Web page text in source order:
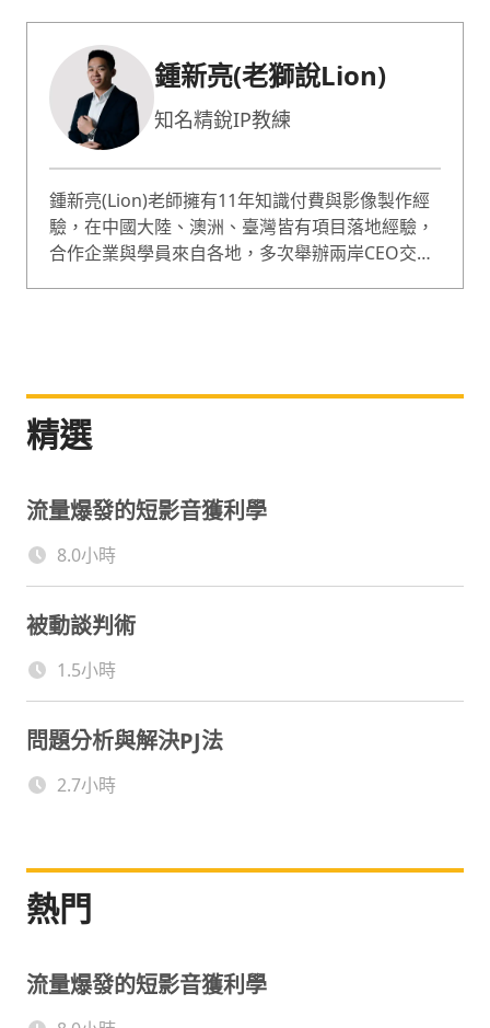
鍾新亮(老獅說Lion)
知名精銳IP教練
鍾新亮(Lion)老師擁有11年知識付費與影像製作經
驗，在中國大陸、澳洲、臺灣皆有項目落地經驗，
合作企業與學員來自各地，多次舉辦兩岸CEO交流
體等，聚焦搭建知識付費產品，以及線上與線下運
精選
流量爆發的短影音獲利學
8.0小時
被動談判術
1.5小時
問題分析與解決PJ法
2.7小時
熱門
流量爆發的短影音獲利學